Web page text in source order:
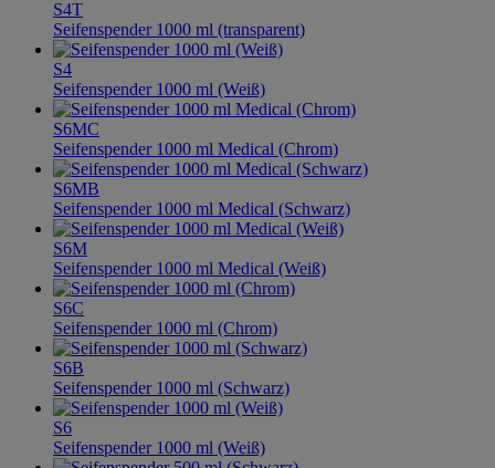
S4T
Seifenspender 1000 ml (transparent)
S4
Seifenspender 1000 ml (Weiß)
S6MC
Seifenspender 1000 ml Medical (Chrom)
S6MB
Seifenspender 1000 ml Medical (Schwarz)
S6M
Seifenspender 1000 ml Medical (Weiß)
S6C
Seifenspender 1000 ml (Chrom)
S6B
Seifenspender 1000 ml (Schwarz)
S6
Seifenspender 1000 ml (Weiß)